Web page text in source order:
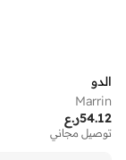
الدو
Marrin
ر.ع54.12
توصيل مجاني